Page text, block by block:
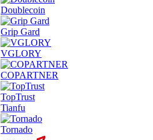
Doublecoin
Grip Gard
VGLORY
COPARTNER
TopTrust
Tianfu
Tornado